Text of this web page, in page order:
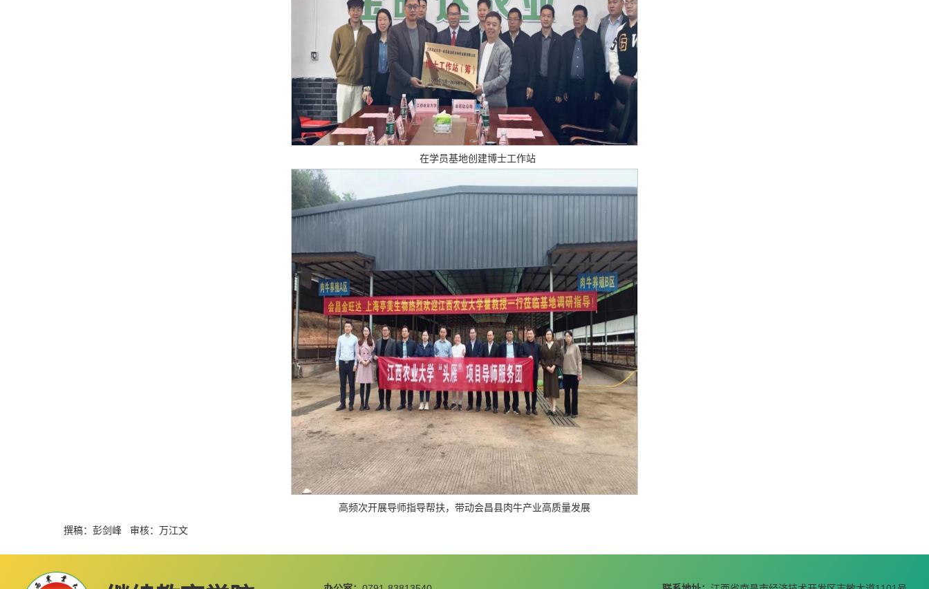
在学员基地创建博士工作站
高频次开展导师指导帮扶，带动会昌县肉牛产业高质量发展
撰稿：彭剑峰 审核：万江文